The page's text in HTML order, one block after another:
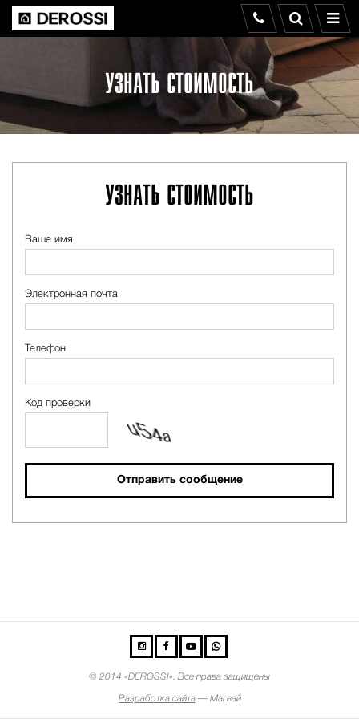
УЗНАТЬ СТОИМОСТЬ
УЗНАТЬ СТОИМОСТЬ
Ваше имя
Электронная почта
Телефон
Код проверки
Отправить сообщение
© 2014 «DEROSSI». Все права защищены
Разработка сайта— Магвай